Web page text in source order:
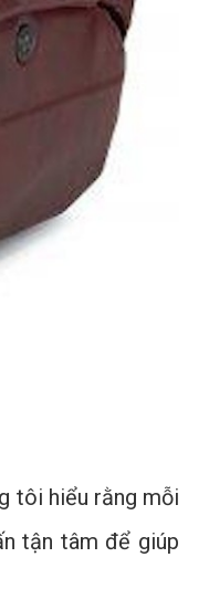
tôi hiểu rằng mỗi
tận tâm để giúp